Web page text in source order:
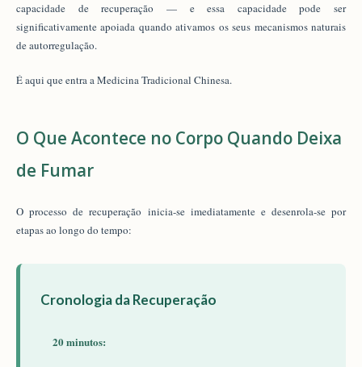
capacidade de recuperação — e essa capacidade pode ser
significativamente apoiada quando ativamos os seus mecanismos naturais
de autorregulação.
É aqui que entra a Medicina Tradicional Chinesa.
O Que Acontece no Corpo Quando Deixa
de Fumar
O processo de recuperação inicia-se imediatamente e desenrola-se por
etapas ao longo do tempo:
Cronologia da Recuperação
20 minutos: